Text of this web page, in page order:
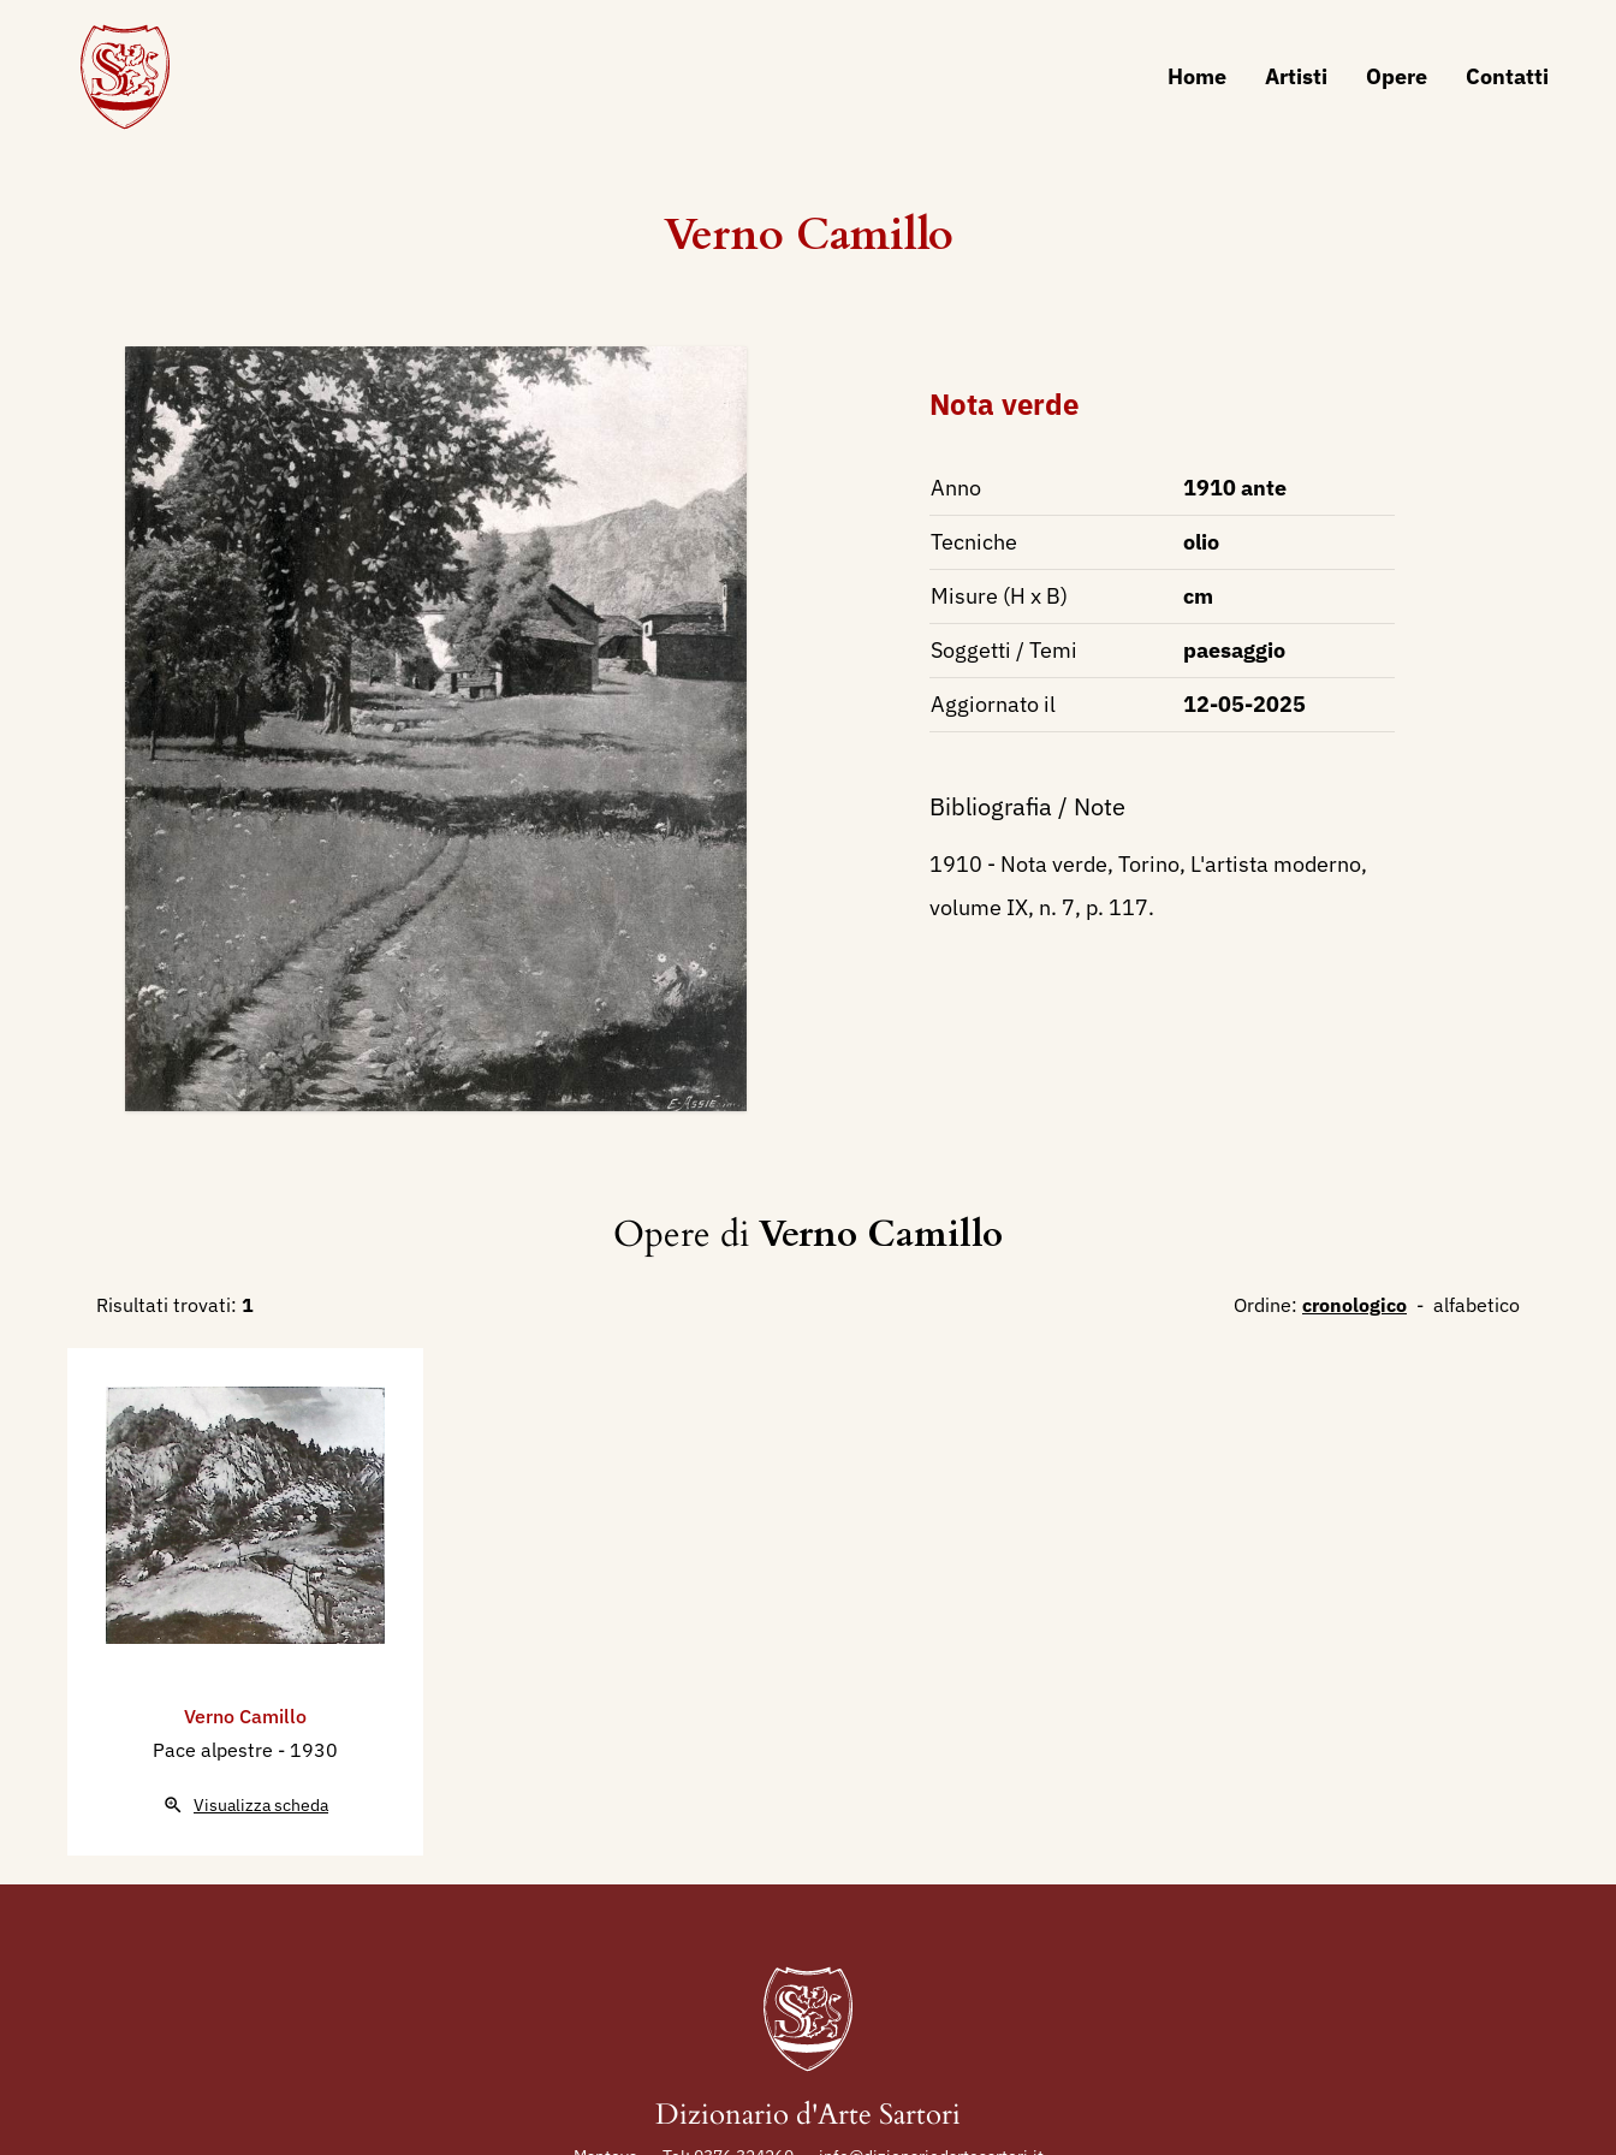
Home Artisti Opere Contatti
Verno Camillo
Nota verde
Anno
1910 ante
Tecniche
olio
Misure (H x B)
cm
Soggetti / Temi
paesaggio
Aggiornato il
12-05-2025
Bibliografia / Note
1910 - Nota verde, Torino, L'artista moderno,
volume IX, n. 7, p. 117.
Opere diVerno Camillo
Risultati trovati: 1 Ordine: cronologico - alfabetico
Verno Camillo
Pace alpestre - 1930
Visualizza scheda
Dizionario d'Arte Sartori